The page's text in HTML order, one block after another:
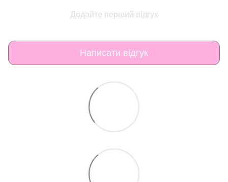
Додайте перший відгук
Написати відгук